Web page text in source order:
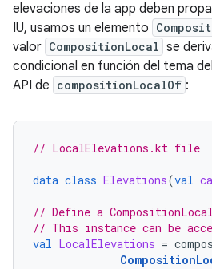
elevaciones de la app deben
IU, usamos un elemento
valor CompositionLocal se
condicional en función del tema
API de compositionLocalOf :
// LocalElevations.kt file
data class Elevations(val
// Define a
// This instance can be
val LocalElevations =